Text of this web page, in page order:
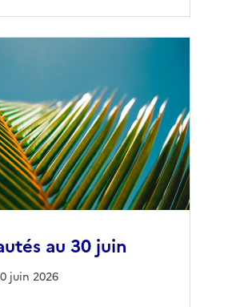
au 30 juin
juin 2026